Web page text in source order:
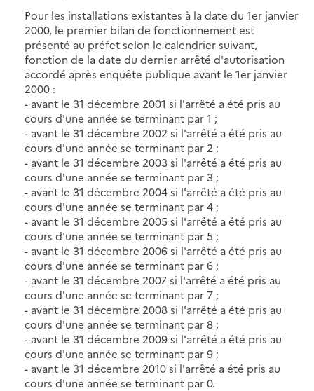
Pour les installations existantes à la date du 1er janvier
2000, le premier bilan de fonctionnement est
présenté au préfet selon le calendrier suivant,
fonction de la date du dernier arrêté d'autorisation
accordé après enquête publique avant le 1er janvier
2000 :
- avant le 31 décembre 2001 si l'arrêté a été pris au
cours d'une année se terminant par 1 ;
- avant le 31 décembre 2002 si l'arrêté a été pris au
cours d'une année se terminant par 2 ;
- avant le 31 décembre 2003 si l'arrêté a été pris au
cours d'une année se terminant par 3 ;
- avant le 31 décembre 2004 si l'arrêté a été pris au
cours d'une année se terminant par 4 ;
- avant le 31 décembre 2005 si l'arrêté a été pris au
cours d'une année se terminant par 5 ;
- avant le 31 décembre 2006 si l'arrêté a été pris au
cours d'une année se terminant par 6 ;
- avant le 31 décembre 2007 si l'arrêté a été pris au
cours d'une année se terminant par 7 ;
- avant le 31 décembre 2008 si l'arrêté a été pris au
cours d'une année se terminant par 8 ;
- avant le 31 décembre 2009 si l'arrêté a été pris au
cours d'une année se terminant par 9 ;
- avant le 31 décembre 2010 si l'arrêté a été pris au
cours d'une année se terminant par 0.